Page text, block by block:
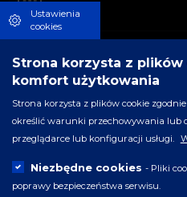
Ustawienia
cookies
Strona korzysta z
komfort użytkowania
Strona korzysta z plików cookie
określić warunki przechowywania lub
przeglądarce lub konfiguracji usługi.
Niezbędne cookies - Pliki
poprawy bezpieczeństwa serwisu.